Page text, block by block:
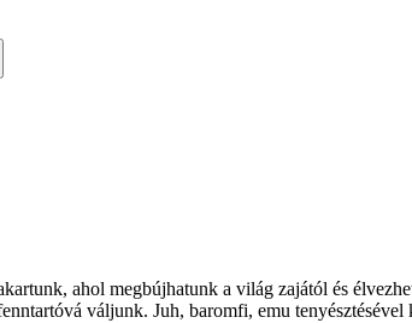
ahol megbújhatunk a világ zajától és
váljunk. Juh, baromfi, emu